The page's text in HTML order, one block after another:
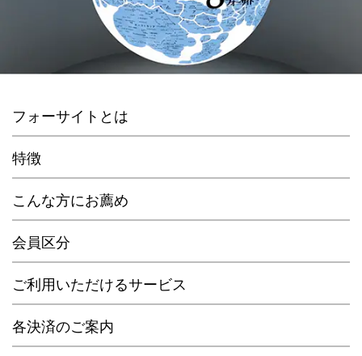
フォーサイトとは
特徴
こんな方にお薦め
会員区分
ご利用いただけるサービス
各決済のご案内